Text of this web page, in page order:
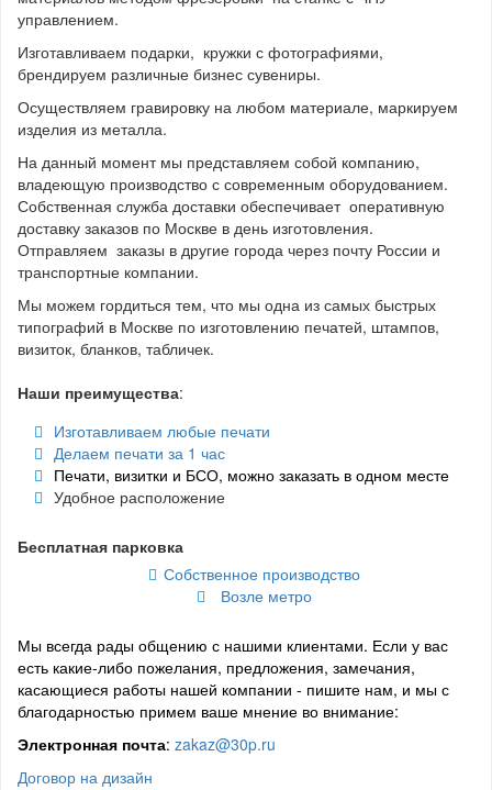
управлением.
Изготавливаем подарки, кружки с фотографиями,
брендируем различные бизнес сувениры.
Осуществляем гравировку на любом материале, маркируем
изделия из металла.
На данный момент мы представляем собой компанию,
владеющую производство с современным оборудованием.
Собственная служба доставки обеспечивает оперативную
доставку заказов по Москве в день изготовления.
Отправляем заказы в другие города через почту России и
транспортные компании.
Мы можем гордиться тем, что мы одна из самых быстрых
типографий в Москве по изготовлению печатей, штампов,
визиток, бланков, табличек.
Наши преимущества:
Изготавливаем любые печати
Делаем печати за 1 час
Печати, визитки и БСО, можно заказать в одном месте
Удобное расположение
Бесплатная парковка
Собственное производство
Возле метро
Мы всегда рады общению с нашими клиентами. Если у вас
есть какие-либо пожелания, предложения, замечания,
касающиеся работы нашей компании - пишите нам, и мы с
благодарностью примем ваше мнение во внимание:
Электронная почта: zakaz@30p.ru
Договор на дизайн